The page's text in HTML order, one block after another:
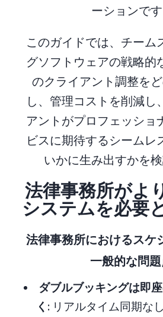
ーションです
このガイドでは、チーム
グソフトウェアの戦略的
のクライアント調整を
し、管理コストを削減し
アントがプロフェッショ
ビスに期待するシームレ
いかに生み出すかを検
法律事務所がよ
システムを必要
法律事務所におけるスケ
一般的な問
ダブルブッキングは即
く : リアルタイム同期な